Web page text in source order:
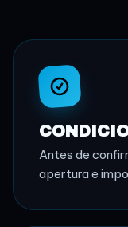
Antes de
apertura e